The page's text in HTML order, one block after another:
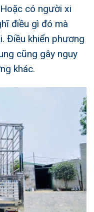
có người xi
điều gì đó mà
Điều khiển phương
cũng gây nguy
khác.